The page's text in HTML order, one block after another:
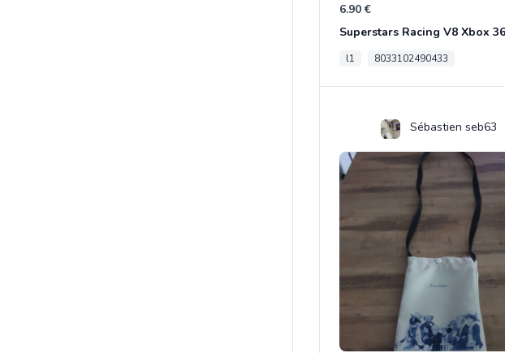
6.90 €
Superstars Racing V8 Xbox
l1 8033102490433
Sébastien seb63